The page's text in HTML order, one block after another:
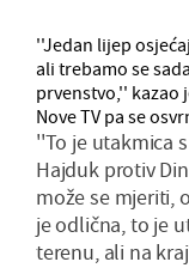
''Jedan lijep
ali trebamo se
prvenstvo,'' kazao
Nove TV pa se
''To je utakmica
Hajduk protiv
može se mjeriti,
je odlična, to je
terenu, ali na